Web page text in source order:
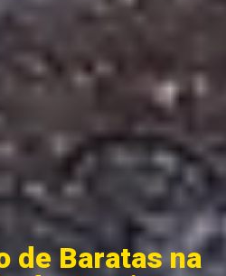
de Baratas na